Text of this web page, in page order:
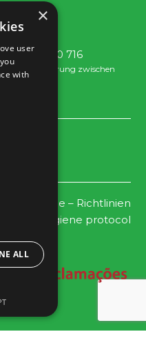
289 380 716
Vereinbarung zwischen
Schließung.
und Cookie – Richtlinien
and hygiene protocol
×
user
with
ALL